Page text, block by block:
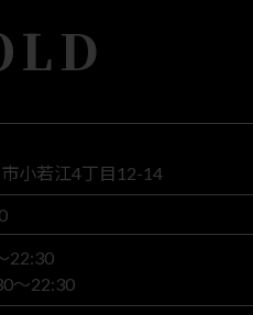
小若江4丁目12-14
22:30
～22:30